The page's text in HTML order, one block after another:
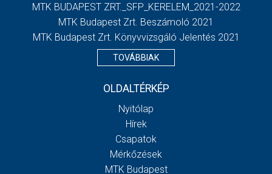
MTK BUDAPEST ZRT._SFP_KERELEM_2021-2022
MTK Budapest Zrt. Beszámoló 2021
MTK Budapest Zrt. Könyvvizsgáló Jelentés 2021
TOVÁBBIAK
OLDALTÉRKÉP
Nyitólap
Hírek
Csapatok
Mérkőzések
MTK Budapest